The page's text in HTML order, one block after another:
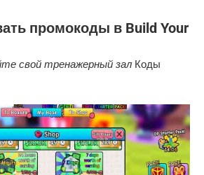
промокоды в Build Your
свой тренажерный зал Коды